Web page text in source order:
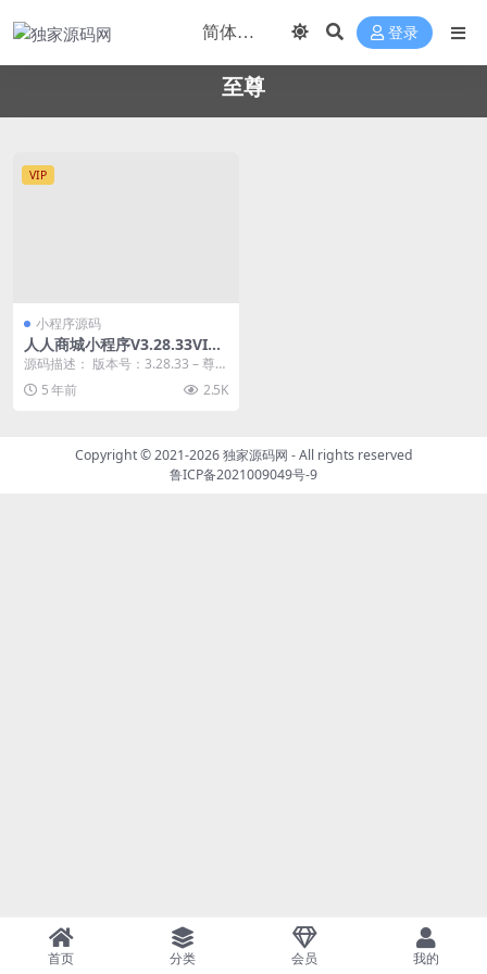
登录
至尊
VIP
小程序源码
人人商城小程序V3.28.33VIP
至尊开源版+前端
源码描述： 版本号：3.28.33 – 尊享
版 1.修复 小程序-商品组为单行滑...
5 年前 2.5K
Copyright © 2021-2026独家源码网 - All rights reserved
鲁ICP备2021009049号-9
首页 分类 会员 我的